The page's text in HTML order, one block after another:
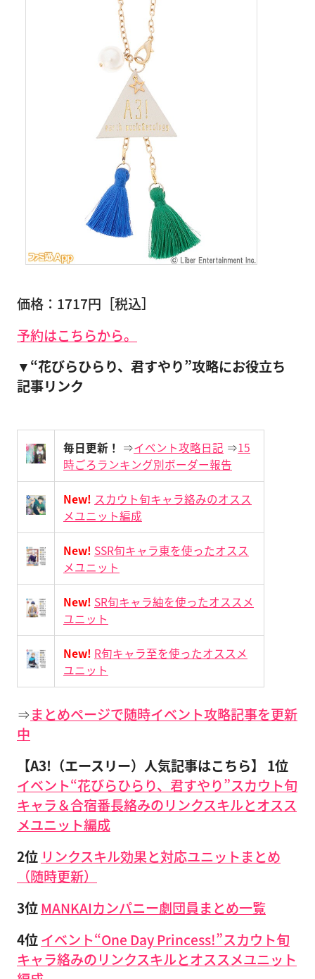
価格：1717円［税込］
予約はこちらから。
▼“花びらひらり、君すやり”攻略にお役立ち
記事リンク
毎日更新！ ⇒イベント攻略日記 ⇒15
時ごろランキング別ボーダー報告
New! スカウト旬キャラ絡みのオスス
メユニット編成
New! SSR旬キャラ東を使ったオスス
メユニット
New! SR旬キャラ紬を使ったオススメ
ユニット
New! R旬キャラ至を使ったオススメ
ユニット
⇒まとめページで随時イベント攻略記事を更新
中
【A3!（エースリー）人気記事はこちら】
1位
イベント“花びらひらり、君すやり”スカウト旬
キャラ＆合宿番長絡みのリンクスキルとオスス
メユニット編成
2位 リンクスキル効果と対応ユニットまとめ
（随時更新）
3位MANKAIカンパニー劇団員まとめ一覧
4位イベント“One Day Princess!”スカウト旬
キャラ絡みのリンクスキルとオススメユニット